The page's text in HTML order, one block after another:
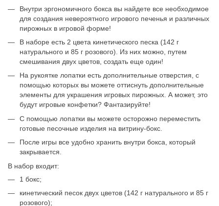
Внутри эргономичного бокса вы найдете все необходимое
для создания невероятного игрового печенья и различных
пирожных в игровой форме!
В наборе есть 2 цвета кинетического песка (142 г
натурального и 85 г розового). Из них можно, путем
смешивания двух цветов, создать еще один!
На рукоятке лопатки есть дополнительные отверстия, с
помощью которых вы можете оттиснуть дополнительные
элементы для украшения игровых пирожных. А может, это
будут игровые конфетки? Фантазируйте!
С помощью лопатки вы можете осторожно переместить
готовые песочные изделия на витрину-бокс.
После игры все удобно хранить внутри бокса, который
закрывается.
В набор входит:
1 бокс;
кинетический песок двух цветов (142 г натурального и 85 г
розового);